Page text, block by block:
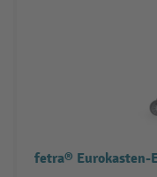
fetra® Eurokasten-